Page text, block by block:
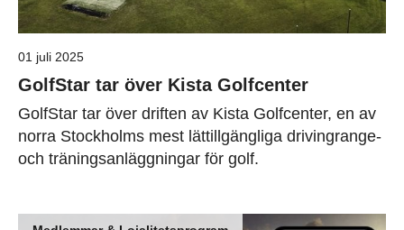
01 juli 2025
GolfStar tar över Kista Golfcenter
GolfStar tar över driften av Kista Golfcenter, en av
norra Stockholms mest lättillgängliga drivingrange-
och träningsanläggningar för golf.